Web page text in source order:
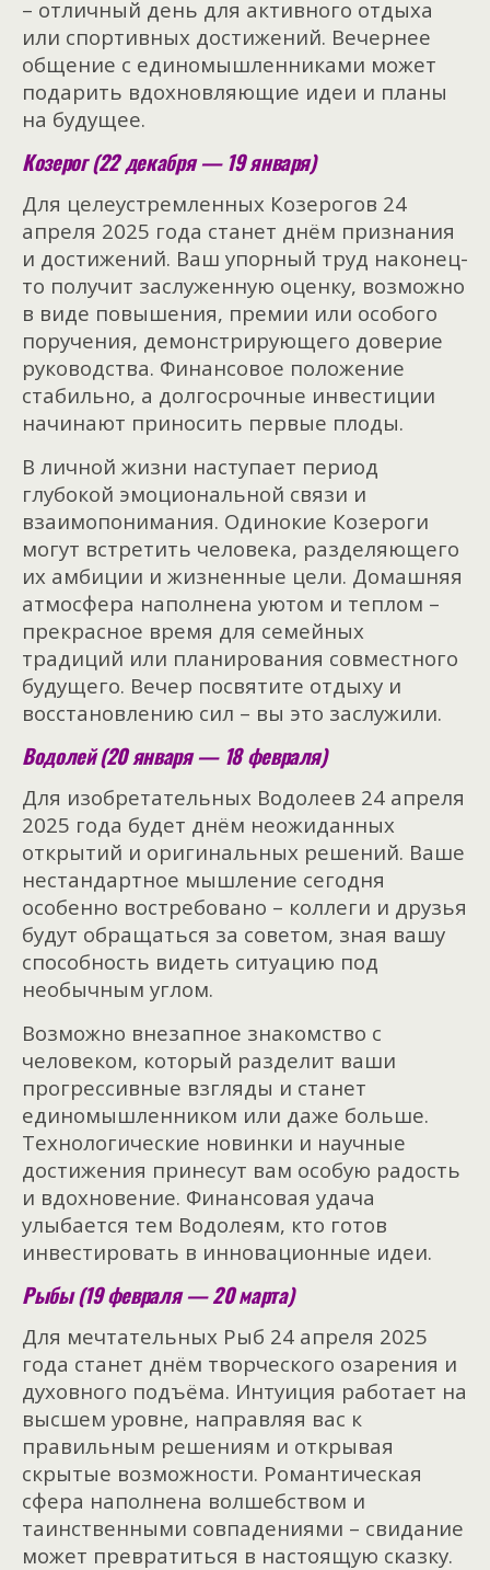
– отличный день для активного отдыха
или спортивных достижений. Вечернее
общение с единомышленниками может
подарить вдохновляющие идеи и планы
на будущее.
Козерог (22 декабря — 19 января)
Для целеустремленных Козерогов 24
апреля 2025 года станет днём признания
и достижений. Ваш упорный труд наконец-
то получит заслуженную оценку, возможно
в виде повышения, премии или особого
поручения, демонстрирующего доверие
руководства. Финансовое положение
стабильно, а долгосрочные инвестиции
начинают приносить первые плоды.
В личной жизни наступает период
глубокой эмоциональной связи и
взаимопонимания. Одинокие Козероги
могут встретить человека, разделяющего
их амбиции и жизненные цели. Домашняя
атмосфера наполнена уютом и теплом –
прекрасное время для семейных
традиций или планирования совместного
будущего. Вечер посвятите отдыху и
восстановлению сил – вы это заслужили.
Водолей (20 января — 18 февраля)
Для изобретательных Водолеев 24 апреля
2025 года будет днём неожиданных
открытий и оригинальных решений. Ваше
нестандартное мышление сегодня
особенно востребовано – коллеги и друзья
будут обращаться за советом, зная вашу
способность видеть ситуацию под
необычным углом.
Возможно внезапное знакомство с
человеком, который разделит ваши
прогрессивные взгляды и станет
единомышленником или даже больше.
Технологические новинки и научные
достижения принесут вам особую радость
и вдохновение. Финансовая удача
улыбается тем Водолеям, кто готов
инвестировать в инновационные идеи.
Рыбы (19 февраля — 20 марта)
Для мечтательных Рыб 24 апреля 2025
года станет днём творческого озарения и
духовного подъёма. Интуиция работает на
высшем уровне, направляя вас к
правильным решениям и открывая
скрытые возможности. Романтическая
сфера наполнена волшебством и
таинственными совпадениями – свидание
может превратиться в настоящую сказку.